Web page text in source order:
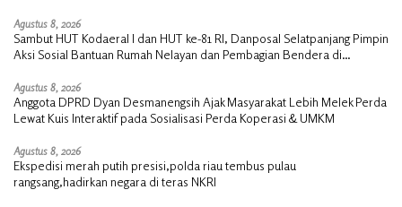
Agustus 8, 2026
Sambut HUT Kodaeral I dan HUT ke-81 RI, Danposal Selatpanjang Pimpin
Aksi Sosial Bantuan Rumah Nelayan dan Pembagian Bendera di
Agustus 8, 2026
Anggota DPRD Dyan Desmanengsih Ajak Masyarakat Lebih Melek Perda
Lewat Kuis Interaktif pada Sosialisasi Perda Koperasi & UMKM
Agustus 8, 2026
Ekspedisi merah putih presisi,polda riau tembus pulau
rangsang,hadirkan negara di teras NKRI